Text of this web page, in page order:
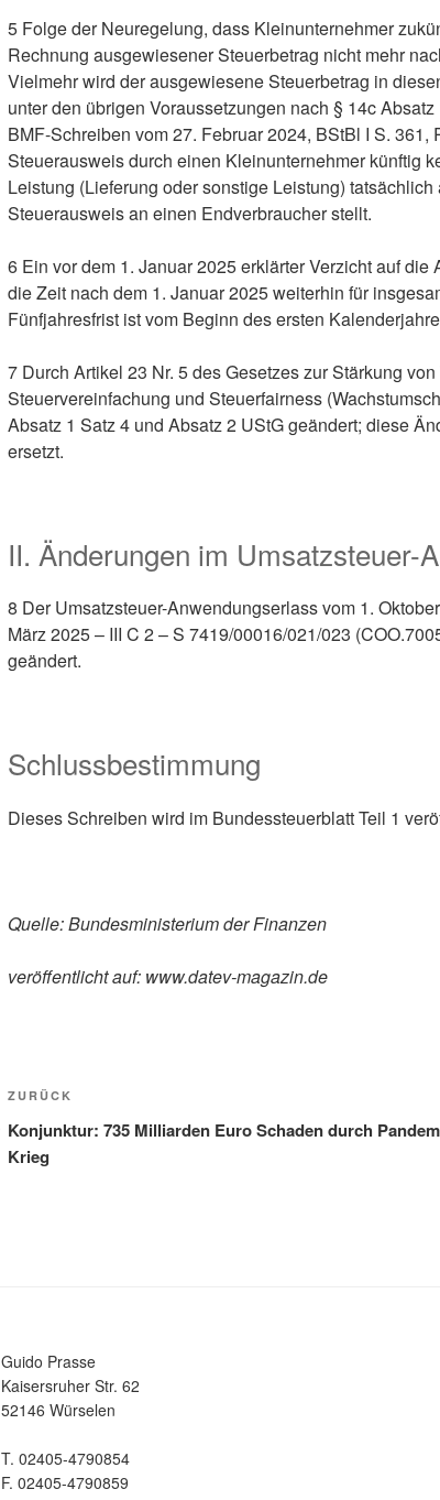
5 Folge der Neuregelung, dass Kleinunternehmer
Rechnung ausgewiesener Steuerbetrag nicht mehr
Vielmehr wird der ausgewiesene Steuerbetrag in
unter den übrigen Voraussetzungen nach § 14c
BMF-Schreiben vom 27. Februar 2024, BStBl I S.
Steuerausweis durch einen Kleinunternehmer künftig
Leistung (Lieferung oder sonstige Leistung)
Steuerausweis an einen Endverbraucher stellt.
6 Ein vor dem 1. Januar 2025 erklärter Verzicht auf
die Zeit nach dem 1. Januar 2025 weiterhin für
Fünfjahresfrist ist vom Beginn des ersten
7 Durch Artikel 23 Nr. 5 des Gesetzes zur Stärkung
Steuervereinfachung und Steuerfairness
Absatz 1 Satz 4 und Absatz 2 UStG geändert; diese
ersetzt.
II. Änderungen im Umsatzsteuer-
8 Der Umsatzsteuer-Anwendungserlass vom 1.
März 2025 – III C 2 – S 7419/00016/021/023
geändert.
Schlussbestimmung
Dieses Schreiben wird im Bundessteuerblatt Teil 1
Quelle: Bundesministerium der Finanzen
veröffentlicht auf: www.datev-magazin.de
Beitragsnavigation
Vorheriger
Beitrag
ZURÜCK
Konjunktur: 735 Milliarden Euro Schaden durch
Krieg
Guido Prasse
Kaisersruher Str. 62
52146 Würselen
T. 02405-4790854
F. 02405-4790859